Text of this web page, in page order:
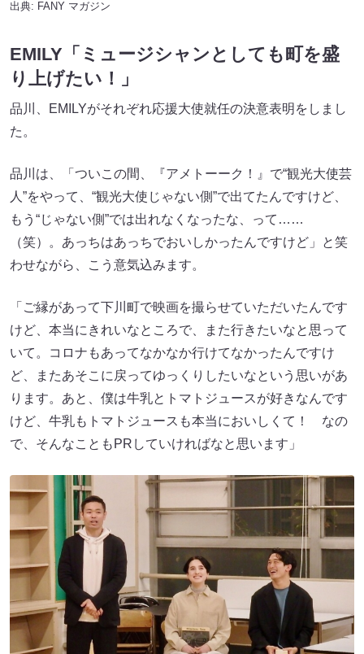
出典: FANY マガジン
EMILY「ミュージシャンとしても町を盛
り上げたい！」
品川、EMILYがそれぞれ応援大使就任の決意表明をしまし
た。
品川は、「ついこの間、『アメトーーク！』で“観光大使芸
人”をやって、“観光大使じゃない側”で出てたんですけど、
もう“じゃない側”では出れなくなったな、って……
（笑）。あっちはあっちでおいしかったんですけど」と笑
わせながら、こう意気込みます。
「ご縁があって下川町で映画を撮らせていただいたんです
けど、本当にきれいなところで、また行きたいなと思って
いて。コロナもあってなかなか行けてなかったんですけ
ど、またあそこに戻ってゆっくりしたいなという思いがあ
ります。あと、僕は牛乳とトマトジュースが好きなんです
けど、牛乳もトマトジュースも本当においしくて！ なの
で、そんなこともPRしていければなと思います」